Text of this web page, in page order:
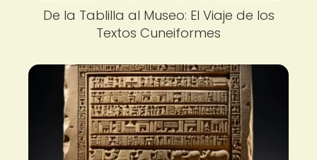
De la Tablilla al Museo: El Viaje de los
Textos Cuneiformes